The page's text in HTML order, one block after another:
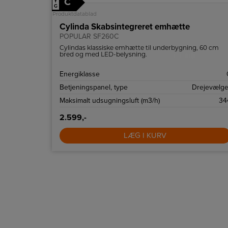
G
C
Produktdatablad
Cylinda Skabsintegreret emhætte
POPULAR SF260C
Cylindas klassiske emhætte til underbygning, 60 cm
bred og med LED-belysning.
Energiklasse
Betjeningspanel, type
Maksimalt udsugningsluft (m3/h)
2.599,-
LÆG I KURV